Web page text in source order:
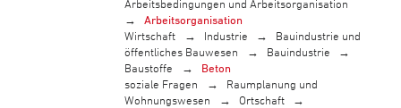
Arbeitsbedingungen und Arbeitsorganisation
Arbeitsorganisation
Wirtschaft
Industrie
Bauindustrie und
öffentliches Bauwesen
Bauindustrie
Baustoffe
Beton
soziale Fragen
Raumplanung und
Wohnungswesen
Ortschaft